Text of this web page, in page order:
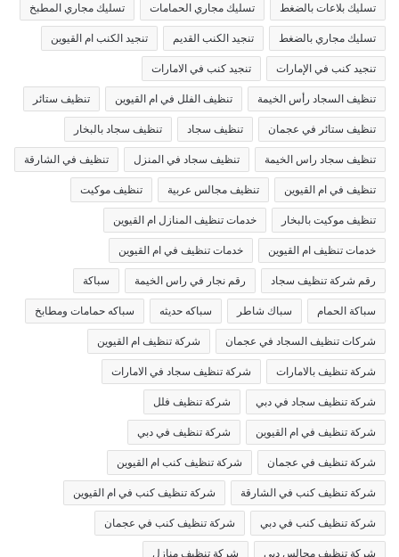
تسليك بلاعات بالضغط تسليك مجاري الحمامات تسليك مجاري المطبخ
تسليك مجاري بالضغط تنجيد الكنب القديم تنجيد الكنب ام القيوين
تنجيد كنب في الإمارات تنجيد كنب في الامارات
تنظيف السجاد رأس الخيمة تنظيف الفلل في ام القيوين تنظيف ستائر
تنظيف ستائر في عجمان تنظيف سجاد تنظيف سجاد بالبخار
تنظيف سجاد راس الخيمة تنظيف سجاد في المنزل تنظيف في الشارقة
تنظيف في ام القيوين تنظيف مجالس عربية تنظيف موكيت
تنظيف موكيت بالبخار خدمات تنظيف المنازل ام القيوين
خدمات تنظيف ام القيوين خدمات تنظيف في ام القيوين
رقم شركة تنظيف سجاد رقم نجار في راس الخيمة سباكة
سباكة الحمام سباك شاطر سباكه حديثه سباكه حمامات ومطابخ
شركات تنظيف السجاد في عجمان شركة تنظيف ام القيوين
شركة تنظيف بالامارات شركة تنظيف سجاد في الامارات
شركة تنظيف سجاد في دبي شركة تنظيف فلل
شركة تنظيف في ام القيوين شركة تنظيف في دبي
شركة تنظيف في عجمان شركة تنظيف كنب ام القيوين
شركة تنظيف كنب في الشارقة شركة تنظيف كنب في ام القيوين
شركة تنظيف كنب في دبي شركة تنظيف كنب في عجمان
شركة تنظيف مجالس دبي شركة تنظيف منازل